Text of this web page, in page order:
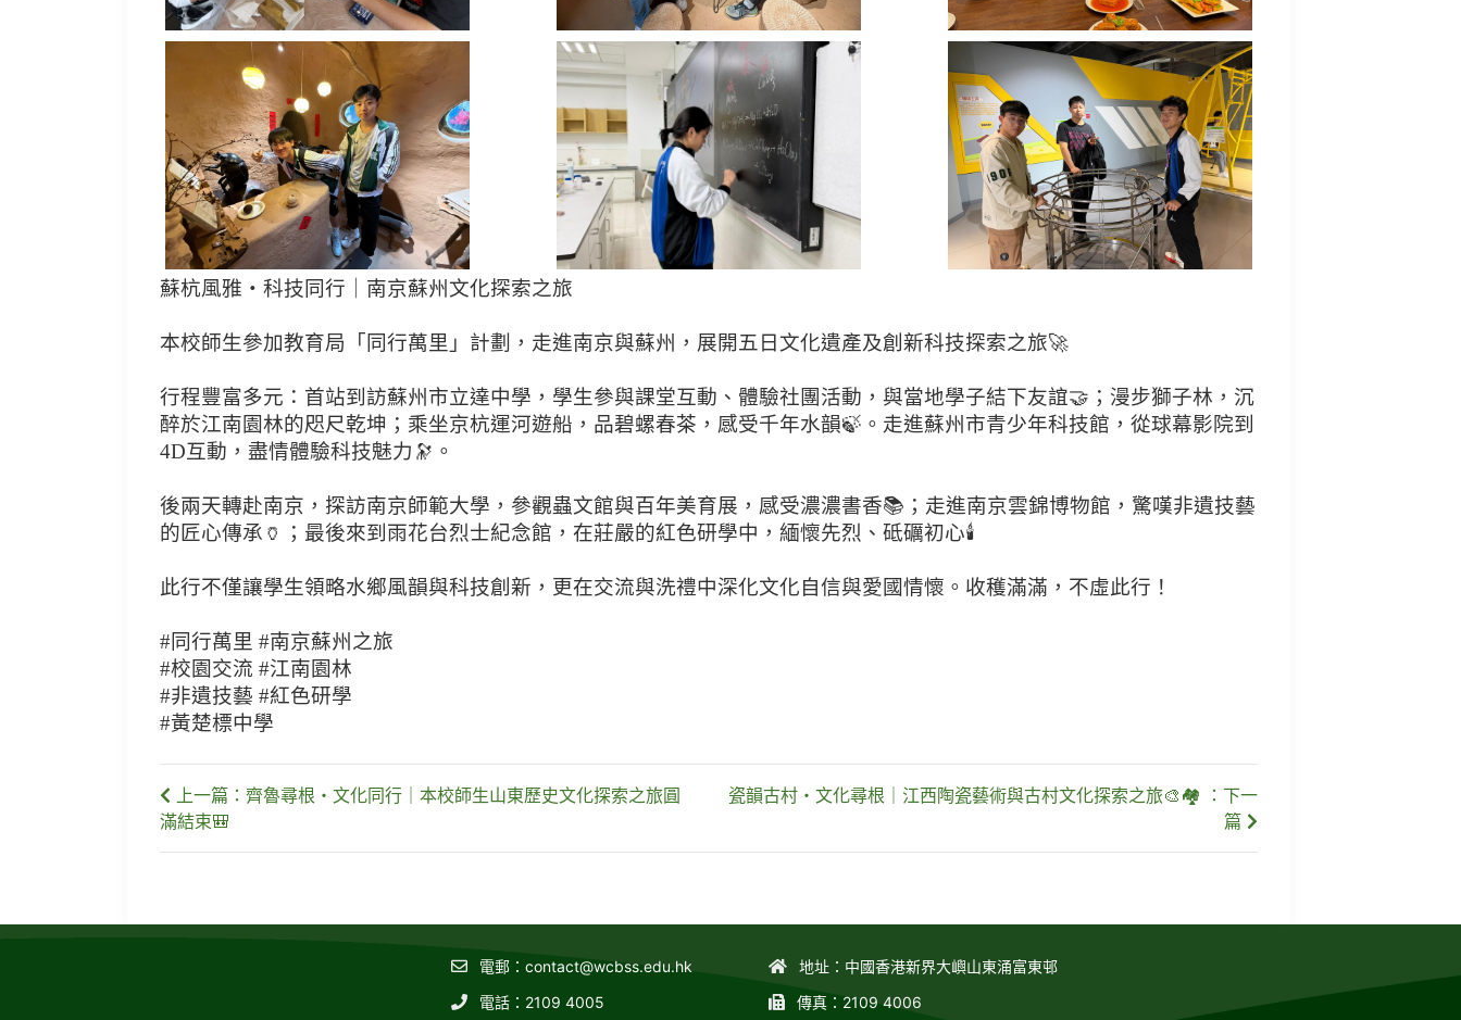
蘇杭風雅・科技同行｜南京蘇州文化探索之旅
本校師生參加教育局「同行萬里」計劃，走進南京與蘇州，展開五日文化遺產及創新科技探索之旅🚀
行程豐富多元：首站到訪蘇州市立達中學，學生參與課堂互動、體驗社團活動，與當地學子結下友誼🤝；漫步獅子林，沉
醉於江南園林的咫尺乾坤；乘坐京杭運河遊船，品碧螺春茶，感受千年水韻🍃。走進蘇州市青少年科技館，從球幕影院到
4D互動，盡情體驗科技魅力🔭。
後兩天轉赴南京，探訪南京師範大學，參觀蟲文館與百年美育展，感受濃濃書香📚；走進南京雲錦博物館，驚嘆非遺技藝
的匠心傳承🏺；最後來到雨花台烈士紀念館，在莊嚴的紅色研學中，緬懷先烈、砥礪初心🕯️
此行不僅讓學生領略水鄉風韻與科技創新，更在交流與洗禮中深化文化自信與愛國情懷。收穫滿滿，不虛此行！
#同行萬里 #南京蘇州之旅
#校園交流 #江南園林
#非遺技藝 #紅色研學
#黃楚標中學
上一篇：齊魯尋根・文化同行｜本校師生山東歷史文化探索之旅圓
滿結束🎒
瓷韻古村・文化尋根｜江西陶瓷藝術與古村文化探索之旅🎨🏘️ ：下一
篇
電郵： contact@wcbss.edu.hk
電話：2109 4005
地址：中國香港新界大嶼山東涌富東邨
傳真：2109 4006